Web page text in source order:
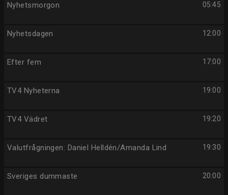
05:45
Nyhetsmorgon
12:00
Nyhetsdagen
17:00
Efter fem
19:00
TV4 Nyheterna
19:20
TV4 Vädret
19:30
Valutfrågningen: Daniel Helldén/Amanda Lind
20:00
Sveriges dummaste